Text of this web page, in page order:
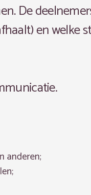
De
en welke
anderen;